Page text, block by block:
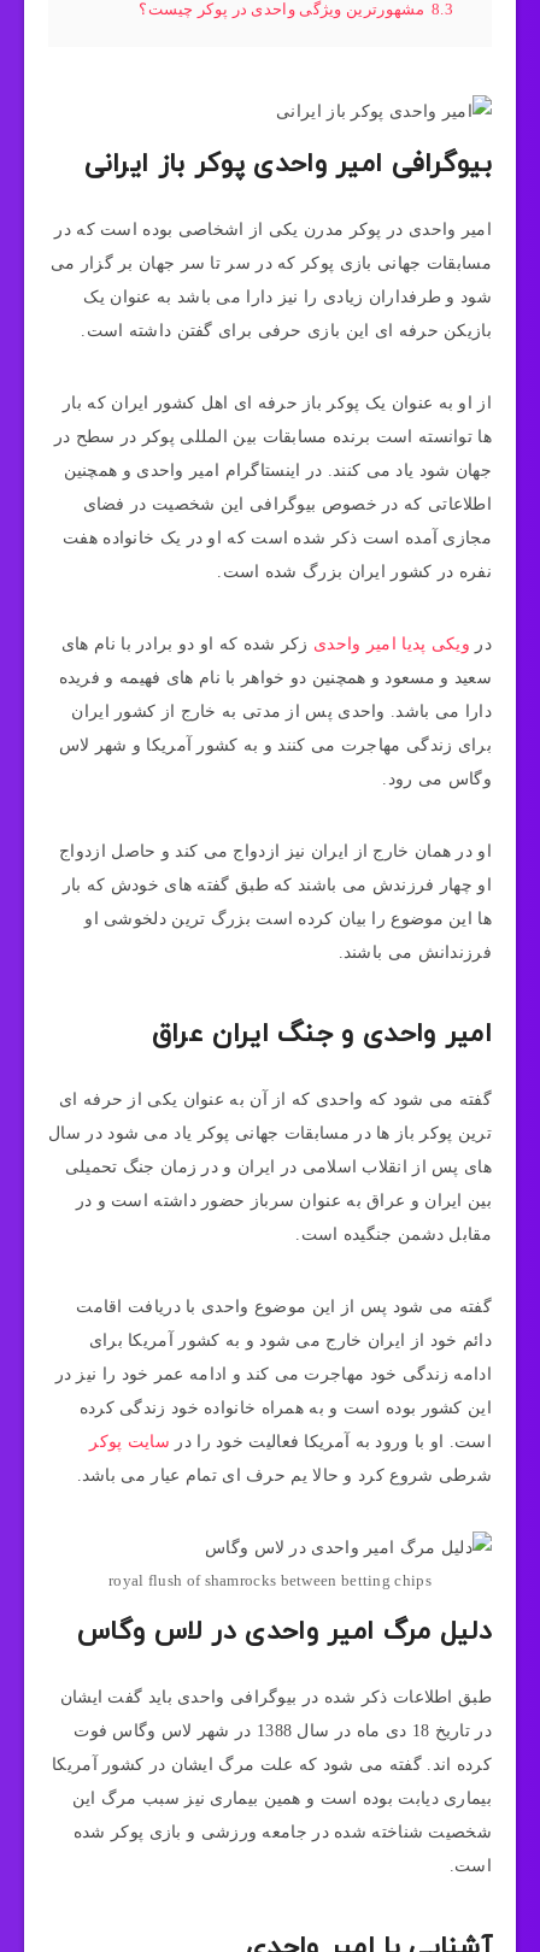
8.3 مشهورترین ویژگی واحدی در پوکر چیست؟
بیوگرافی امیر واحدی پوکر باز ایرانی
امیر واحدی در پوکر مدرن یکی از اشخاصی بوده است که در
مسابقات جهانی بازی پوکر که در سر تا سر جهان بر گزار می
شود و طرفداران زیادی را نیز دارا می باشد به عنوان یک
بازیکن حرفه ای این بازی حرفی برای گفتن داشته است.
از او به عنوان یک پوکر باز حرفه ای اهل کشور ایران که بار
ها توانسته است برنده مسابقات بین المللی پوکر در سطح در
جهان شود یاد می کنند. در اینستاگرام امیر واحدی و همچنین
اطلاعاتی که در خصوص بیوگرافی این شخصیت در فضای
مجازی آمده است ذکر شده است که او در یک خانواده هفت
نفره در کشور ایران بزرگ شده است.
در ویکی پدیا امیر واحدی زکر شده که او دو برادر با نام های
سعید و مسعود و همچنین دو خواهر با نام های فهیمه و فریده
دارا می باشد. واحدی پس از مدتی به خارج از کشور ایران
برای زندگی مهاجرت می کنند و به کشور آمریکا و شهر لاس
وگاس می رود.
او در همان خارج از ایران نیز ازدواج می کند و حاصل ازدواج
او چهار فرزندش می باشند که طبق گفته های خودش که بار
ها این موضوع را بیان کرده است بزرگ ترین دلخوشی او
فرزندانش می باشند.
امیر واحدی و جنگ ایران عراق
گفته می شود که واحدی که از آن به عنوان یکی از حرفه ای
ترین پوکر باز ها در مسابقات جهانی پوکر یاد می شود در سال
های پس از انقلاب اسلامی در ایران و در زمان جنگ تحمیلی
بین ایران و عراق به عنوان سرباز حضور داشته است و در
مقابل دشمن جنگیده است.
گفته می شود پس از این موضوع واحدی با دریافت اقامت
دائم خود از ایران خارج می شود و به کشور آمریکا برای
ادامه زندگی خود مهاجرت می کند و ادامه عمر خود را نیز در
این کشور بوده است و به همراه خانواده خود زندگی کرده
است. او با ورود به آمریکا فعالیت خود را در سایت پوکر
شرطی شروع کرد و حالا یم حرف ای تمام عیار می باشد.
royal flush of shamrocks between betting chips
دلیل مرگ امیر واحدی در لاس وگاس
طبق اطلاعات ذکر شده در بیوگرافی واحدی باید گفت ایشان
در تاریخ 18 دی ماه در سال 1388 در شهر لاس وگاس فوت
کرده اند. گفته می شود که علت مرگ ایشان در کشور آمریکا
بیماری دیابت بوده است و همین بیماری نیز سبب مرگ این
شخصیت شناخته شده در جامعه ورزشی و بازی پوکر شده
است.